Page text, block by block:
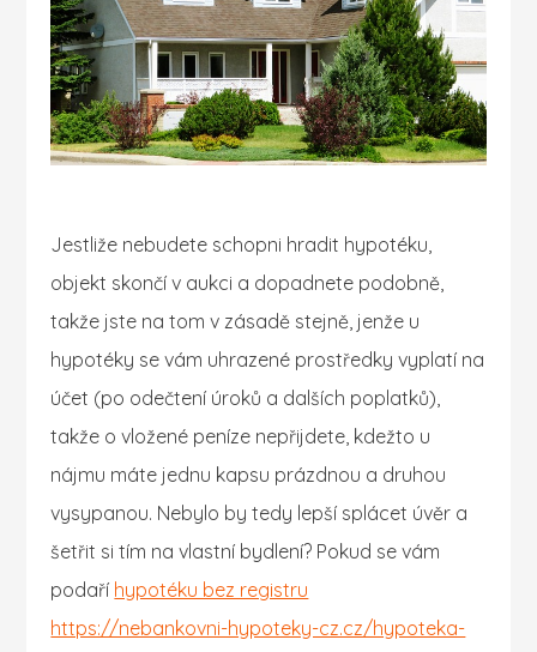
Jestliže nebudete schopni hradit hypotéku,
objekt skončí v aukci a dopadnete podobně,
takže jste na tom v zásadě stejně, jenže u
hypotéky se vám uhrazené prostředky vyplatí na
účet (po odečtení úroků a dalších poplatků),
takže o vložené peníze nepřijdete, kdežto u
nájmu máte jednu kapsu prázdnou a druhou
vysypanou. Nebylo by tedy lepší splácet úvěr a
šetřit si tím na vlastní bydlení? Pokud se vám
podaří hypotéku bez registru
https://nebankovni-hypoteky-cz.cz/hypoteka-